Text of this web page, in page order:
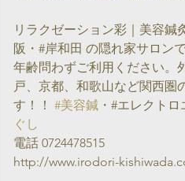
リラクゼーション彩｜美容鍼
阪・#岸和田 の隠れ家サロン
年齢問わずご利用ください。
戸、京都、和歌山など関西圏
す！！ #美容鍼 ・#エレクト
ぐし
電話 0724478515
http://www.irodori-